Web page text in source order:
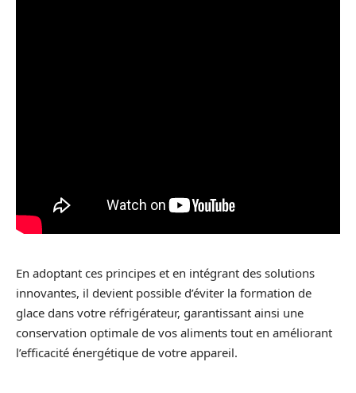
En adoptant ces principes et en intégrant des solutions
innovantes, il devient possible d’éviter la formation de
glace dans votre réfrigérateur, garantissant ainsi une
conservation optimale de vos aliments tout en améliorant
l’efficacité énergétique de votre appareil.